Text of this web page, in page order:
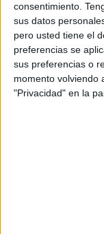
consentimiento.
sus datos
pero usted tiene el
preferencias se
sus preferencias o
momento volviendo
"Privacidad" en la
oportunidad y
selección
familia”,
“¡Orgullo de